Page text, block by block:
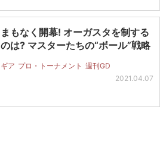
まもなく開幕! オーガスタを制する
のは? マスターたちの“ボール”戦略
ギア プロ・トーナメント 週刊GD
2021.04.07